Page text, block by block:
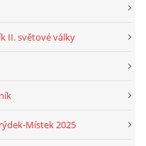
II. světové války
Místek 2025